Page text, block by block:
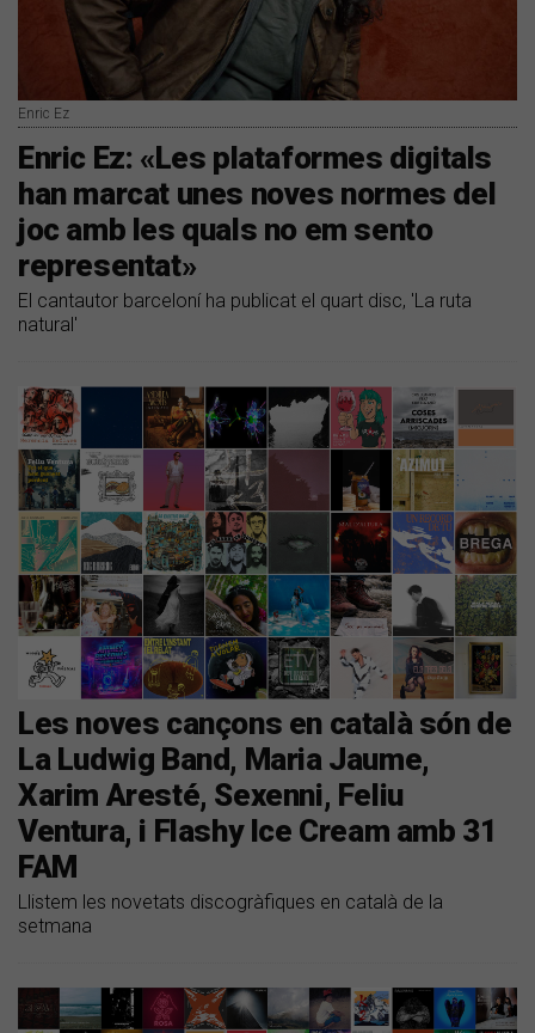
Enric Ez
Enric Ez: «Les plataformes digitals
han marcat unes noves normes del
joc amb les quals no em sento
representat»
El cantautor barceloní ha publicat el quart disc, 'La ruta
natural'
Les noves cançons en català són de
La Ludwig Band, Maria Jaume,
Xarim Aresté, Sexenni, Feliu
Ventura, i Flashy Ice Cream amb 31
FAM
Llistem les novetats discogràfiques en català de la
setmana